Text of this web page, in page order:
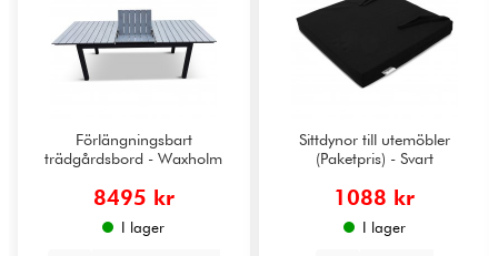
Förlängningsbart
trädgårdsbord - Waxholm
8495 kr
I lager
Sittdynor till utemöbler
(Paketpris) - Svart
1088 kr
I lager